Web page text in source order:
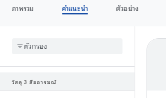
ภาพรวม
คำแนะนำ ตัวอย่าง
วัสดุ 3 สื่ออารมณ์